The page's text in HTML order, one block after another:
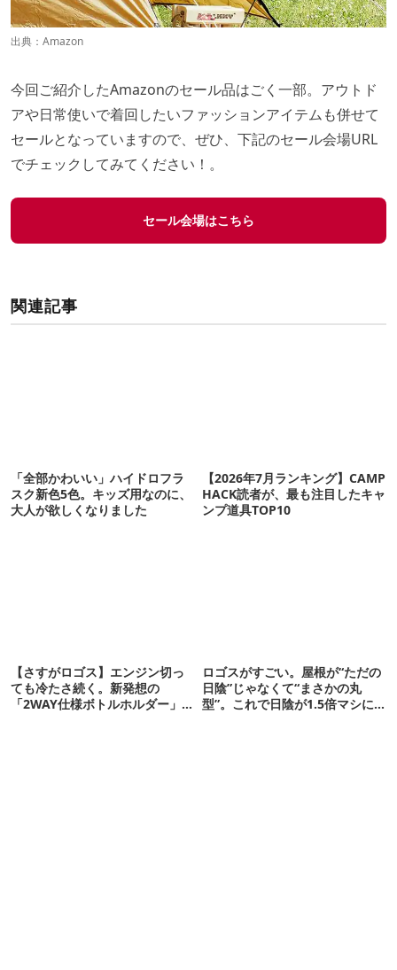
出典： Amazon
今回ご紹介したAmazonのセール品はごく一部。アウトド
アや日常使いで着回したいファッションアイテムも併せて
セールとなっていますので、ぜひ、下記のセール会場URL
でチェックしてみてください！。
セール会場はこちら
関連記事
「全部かわいい」ハイドロフラ
スク新色5色。キッズ用なのに、
大人が欲しくなりました
【2026年7月ランキング】CAMP
HACK読者が、最も注目したキャ
ンプ道具TOP10
【さすがロゴス】エンジン切っ
ても冷たさ続く。新発想の
「2WAY仕様ボトルホルダー」が
ロゴスがすごい。屋根が“ただの
日陰”じゃなくて“まさかの丸
型”。これで日陰が1.5倍マシに